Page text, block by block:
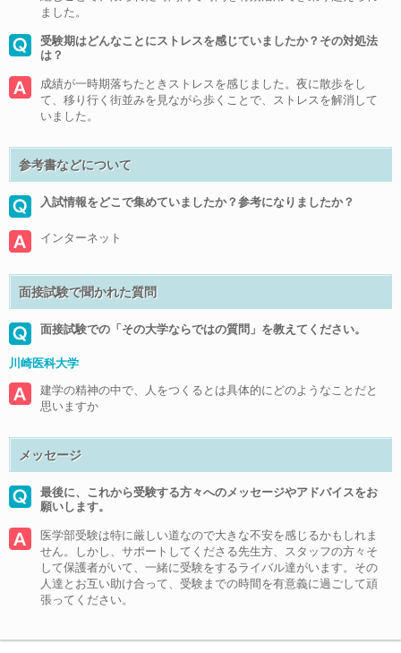
ました。
受験期はどんなことにストレスを感じていましたか？その対処法
は？
成績が一時期落ちたときストレスを感じました。夜に散歩をし
て、移り行く街並みを見ながら歩くことで、ストレスを解消して
いました。
参考書などについて
入試情報をどこで集めていましたか？参考になりましたか？
インターネット
面接試験で聞かれた質問
面接試験での「その大学ならではの質問」を教えてください。
川崎医科大学
建学の精神の中で、人をつくるとは具体的にどのようなことだと
思いますか
メッセージ
最後に、これから受験する方々へのメッセージやアドバイスをお
願いします。
医学部受験は特に厳しい道なので大きな不安を感じるかもしれま
せん。しかし、サポートしてくださる先生方、スタッフの方々そ
して保護者がいて、一緒に受験をするライバル達がいます。その
人達とお互い助け合って、受験までの時間を有意義に過ごして頑
張ってください。